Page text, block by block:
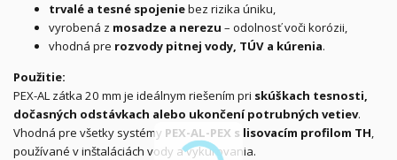
trvalé a tesné spojeniebez rizika úniku,
vyrobená z mosadze a nerezu – odolnosť voči korózii,
vhodná pre rozvody pitnej vody, TÚV a kúrenia.
Použitie:
PEX-AL zátka 20 mm je ideálnym riešením pri skúškach tesnosti,
dočasných odstávkach alebo ukončení potrubných vetiev.
Vhodná pre všetky systémy PEX-AL-PEX s lisovacím profilom TH,
používané v inštaláciách vody a vykurovania.